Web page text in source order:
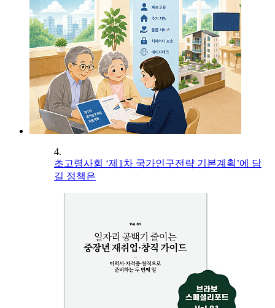
4.
초고령사회 ‘제1차 국가인구전략 기본계획’에 담
길 정책은